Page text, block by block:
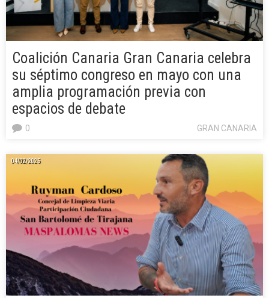
Coalición Canaria Gran Canaria celebra
su séptimo congreso en mayo con una
amplia programación previa con
espacios de debate
GRAN CANARIA
0
04/02/2025